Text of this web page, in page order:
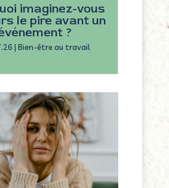
imaginez-vous
le pire avant un
?
| Bien-être au travail